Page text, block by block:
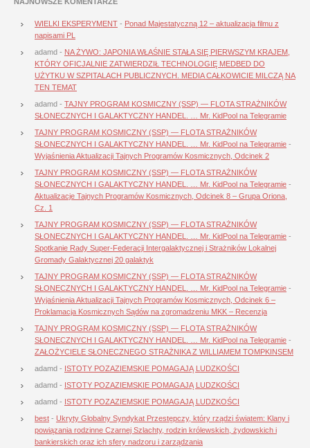
WIELKI EKSPERYMENT - Ponad Majestatyczną 12 – aktualizacja filmu z
napisami PL
adamd - NA ŻYWO: JAPONIA WŁAŚNIE STAŁA SIĘ PIERWSZYM KRAJEM,
KTÓRY OFICJALNIE ZATWIERDZIŁ TECHNOLOGIĘ MEDBED DO
UŻYTKU W SZPITALACH PUBLICZNYCH. MEDIA CAŁKOWICIE MILCZĄ NA
TEN TEMAT
adamd - TAJNY PROGRAM KOSMICZNY (SSP) — FLOTA STRAŻNIKÓW
SŁONECZNYCH I GALAKTYCZNY HANDEL. … Mr. KidPool na Telegramie
TAJNY PROGRAM KOSMICZNY (SSP) — FLOTA STRAŻNIKÓW
SŁONECZNYCH I GALAKTYCZNY HANDEL. … Mr. KidPool na Telegramie -
Wyjaśnienia Aktualizacji Tajnych Programów Kosmicznych, Odcinek 2
TAJNY PROGRAM KOSMICZNY (SSP) — FLOTA STRAŻNIKÓW
SŁONECZNYCH I GALAKTYCZNY HANDEL. … Mr. KidPool na Telegramie -
Aktualizacje Tajnych Programów Kosmicznych, Odcinek 8 – Grupa Oriona,
Cz. 1
TAJNY PROGRAM KOSMICZNY (SSP) — FLOTA STRAŻNIKÓW
SŁONECZNYCH I GALAKTYCZNY HANDEL. … Mr. KidPool na Telegramie -
Spotkanie Rady Super-Federacji Intergalaktycznej i Strażników Lokalnej
Gromady Galaktycznej 20 galaktyk
TAJNY PROGRAM KOSMICZNY (SSP) — FLOTA STRAŻNIKÓW
SŁONECZNYCH I GALAKTYCZNY HANDEL. … Mr. KidPool na Telegramie -
Wyjaśnienia Aktualizacji Tajnych Programów Kosmicznych, Odcinek 6 –
Proklamacja Kosmicznych Sądów na zgromadzeniu MKK – Recenzja
TAJNY PROGRAM KOSMICZNY (SSP) — FLOTA STRAŻNIKÓW
SŁONECZNYCH I GALAKTYCZNY HANDEL. … Mr. KidPool na Telegramie -
ZAŁOŻYCIELE SŁONECZNEGO STRAŻNIKA Z WILLIAMEM TOMPKINSEM
adamd - ISTOTY POZAZIEMSKIE POMAGAJĄ LUDZKOŚCI
adamd - ISTOTY POZAZIEMSKIE POMAGAJĄ LUDZKOŚCI
adamd - ISTOTY POZAZIEMSKIE POMAGAJĄ LUDZKOŚCI
best - Ukryty Globalny Syndykat Przestępczy, który rządzi światem: Klany i
powiązania rodzinne Czarnej Szlachty, rodzin królewskich, żydowskich i
bankierskich oraz ich sfery nadzoru i zarządzania